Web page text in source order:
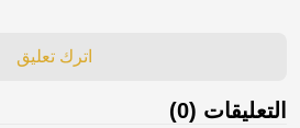
اترك تعليق
التعليقات (0)